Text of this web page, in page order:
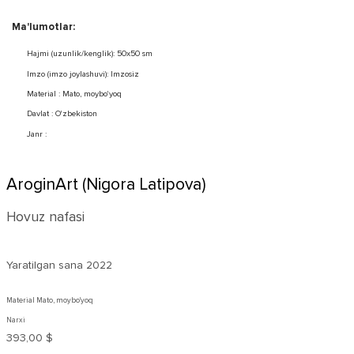
Ma'lumotlar:
Hajmi (uzunlik/kenglik): 50x50 sm
Imzo (imzo joylashuvi): Imzosiz
Material : Mato, moybo'yoq
Davlat : O'zbekiston
Janr :
AroginArt (Nigora Latipova)
Hovuz nafasi
Yaratilgan sana 2022
Material Mato, moybo'yoq
Narxi
393,00 $